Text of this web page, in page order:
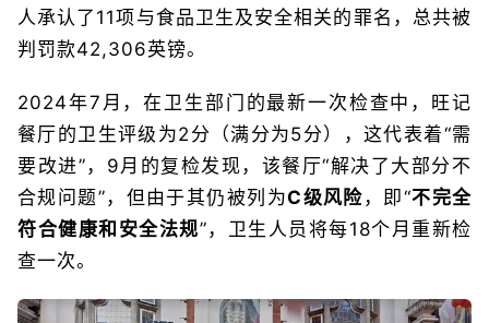
人承认了11项与食品卫生及安全相关的罪名，总共被
判罚款42,306英镑。
2024年7月，在卫生部门的最新一次检查中，旺记
餐厅的卫生评级为2分（满分为5分），这代表着“需
要改进”，9月的复检发现，该餐厅“解决了大部分不
合规问题”，但由于其仍被列为C级风险 ，即“不完全
符合健康和安全法规”，卫生人员将每18个月重新检
查一次。